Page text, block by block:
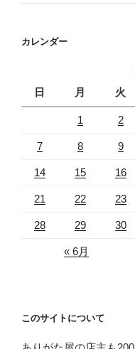
カレンダー
日
月 火
1 2
7 8 9
14 15 16
21 22 23
28 29 30
« 6月
このサイトについて